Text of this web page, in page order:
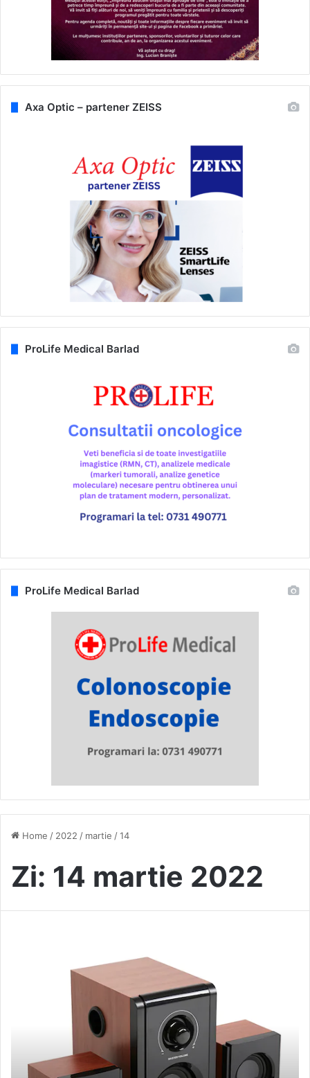
Home / 2022 / martie /14
Zi: 14 martie 2022
Axa Optic – partener ZEISS
ProLife Medical Barlad
ProLife Medical Barlad